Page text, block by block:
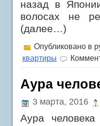
назад в
волосах не
(далее…)
Опубликовано в
квартиры
Аура
3 марта, 2016
Аура